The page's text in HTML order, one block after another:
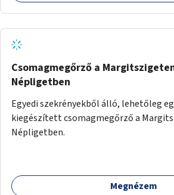
Csomagmegőrző a
Népligetben
Egyedi szekrényekből álló, lehetőleg
kiegészített csomagmegőrző a
Népligetben.
Megnézem